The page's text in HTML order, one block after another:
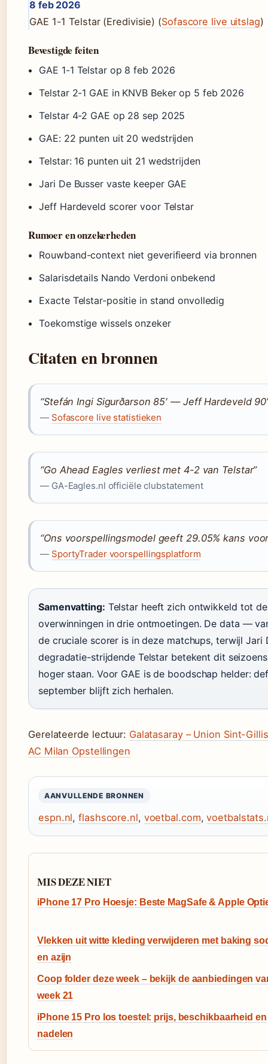
8 feb 2026
GAE 1-1 Telstar (Eredivisie) (Sofascore live uitslag)
Bevestigde feiten
GAE 1-1 Telstar op 8 feb 2026
Telstar 2-1 GAE in KNVB Beker op 5 feb 2026
Telstar 4-2 GAE op 28 sep 2025
GAE: 22 punten uit 20 wedstrijden
Telstar: 16 punten uit 21 wedstrijden
Jari De Busser vaste keeper GAE
Jeff Hardeveld scorer voor Telstar
Rumoer en onzekerheden
Rouwband-context niet geverifieerd via bronnen
Salarisdetails Nando Verdoni onbekend
Exacte Telstar-positie in stand onvolledig
Toekomstige wissels onzeker
Citaten en bronnen
“Stefán Ingi Sigurðarson 85′ — Jeff Hardeveld
— Sofascore live statistieken
“Go Ahead Eagles verliest met 4-2 van Telstar”
— GA-Eagles.nl officiële clubstatement
“Ons voorspellingsmodel geeft 29.05% kans
— SportyTrader voorspellingsplatform
Samenvatting: Telstar heeft zich ontwikkeld tot
overwinningen in drie ontmoetingen. De data —
de cruciale scorer is in deze matchups, terwijl Jari
degradatie-strijdende Telstar betekent dit
hoger staan. Voor GAE is de boodschap helder:
september blijft zich herhalen.
Gerelateerde lectuur: Galatasaray – Union Sint-
AC Milan Opstellingen
AANVULLENDE BRONNEN
espn.nl,flashscore.nl, voetbal.com,
MIS DEZE NIET
iPhone 17 Pro Hoesje: Beste MagSafe & Apple
Vlekken uit witte kleding verwijderen met baking
en azijn
Coop folder deze week – bekijk de aanbiedingen
week 21
iPhone 15 Pro los toestel: prijs, beschikbaarheid en
nadelen